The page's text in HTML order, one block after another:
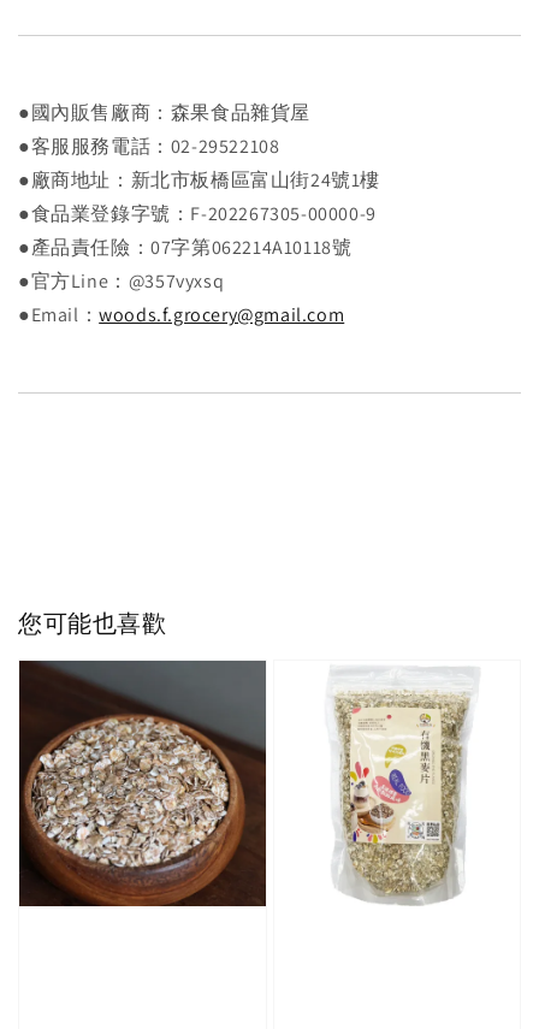
●國內販售廠商：森果食品雜貨屋
●客服服務電話：02-29522108
●廠商地址：新北市板橋區富山街24號1樓
●食品業登錄字號：F-202267305-00000-9
●產品責任險：07字第062214A10118號
●官方Line：@357vyxsq
●Email：woods.f.grocery@gmail.com
您可能也喜歡